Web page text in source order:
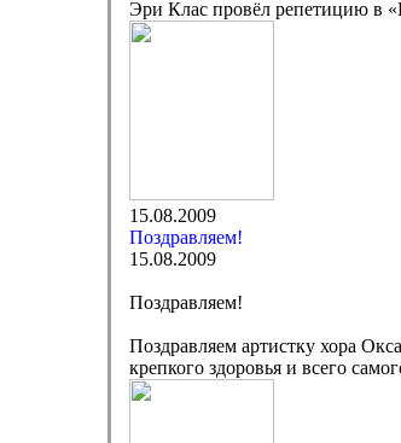
Эри Клас провёл репетицию в
15.08.2009
Поздравляем!
15.08.2009
Поздравляем!
Поздравляем артистку хора
крепкого здоровья и всего